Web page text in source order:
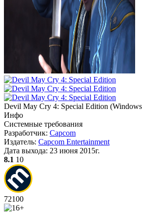
Devil May Cry 4: Special Edition (
Инфо
Системные требования
Разработчик: Capcom
Издатель: Capcom Entertainment
Дата выхода: 23 июня 2015г.
8.1 10
72100